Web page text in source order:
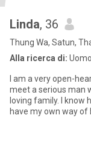
Linda, 36
Thung Wa, Satun,
Alla ricerca di:
I am a very open-
meet a serious man
loving family. I know
have my own way of